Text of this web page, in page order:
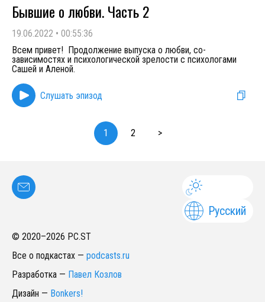
Бывшие о любви. Часть 2
19.06.2022 • 00:55:36
Всем привет! Продолжение выпуска о любви, со-
зависимостях и психологической зрелости с психологами
Сашей и Аленой.
Слушать эпизод
1 2 >
Русский
© 2020–2026 PC.ST
Все о подкастах — podcasts.ru
Разработка — Павел Козлов
Дизайн — Bonkers!